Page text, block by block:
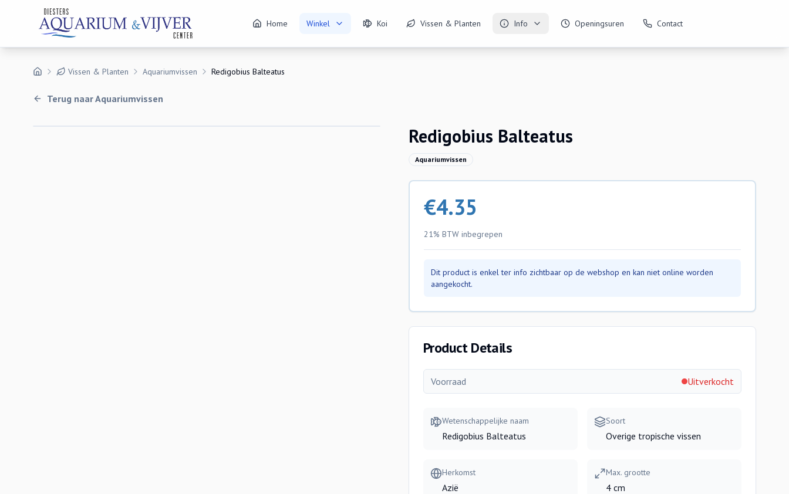
Home Winkel Koi Vissen & Planten Info Openingsuren Contact
Vissen & Planten Aquariumvissen Redigobius Balteatus
Terug naarAquariumvissen
Redigobius Balteatus
Aquariumvissen
€4.35
21% BTW inbegrepen
Dit product is enkel ter info zichtbaar op de webshop en kan niet online worden
aangekocht.
Product Details
Voorraad Uitverkocht
Wetenschappelijke naam
Redigobius Balteatus
Soort
Overige tropische vissen
Herkomst
Azië
Max. grootte
4 cm